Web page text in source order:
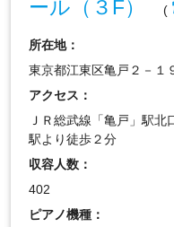
ール（３F）
(
所在地：
東京都江東区亀戸２－１
アクセス：
ＪＲ総武線「亀戸」駅北
駅より徒歩２分
収容人数：
402
ピアノ機種：